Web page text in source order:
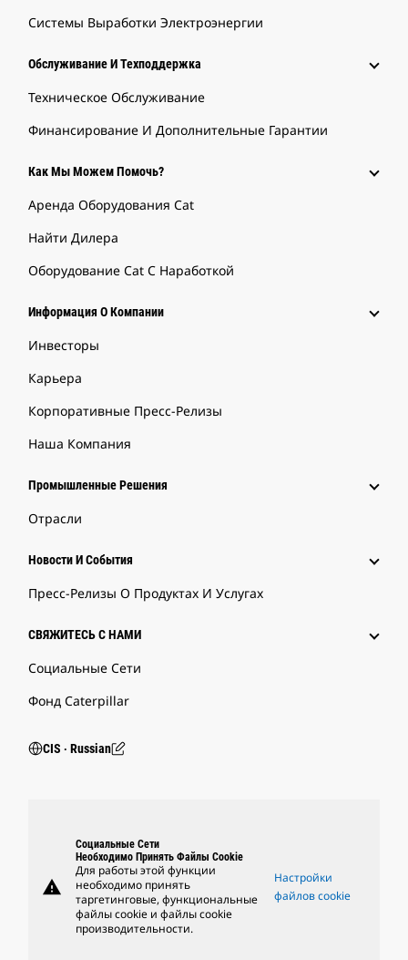
Системы Выработки Электроэнергии
Обслуживание И Техподдержка
Техническое Обслуживание
Финансирование И Дополнительные Гарантии
Как Мы Можем Помочь?
Аренда Оборудования Cat
Найти Дилера
Оборудование Cat С Наработкой
Информация О Компании
Инвесторы
Карьера
Корпоративные Пресс-Релизы
Наша Компания
Промышленные Решения
Отрасли
Новости И События
Пресс-Релизы О Продуктах И Услугах
СВЯЖИТЕСЬ С НАМИ
Социальные Сети
Фонд Caterpillar
CIS ‧ Russian
warning
Социальные Сети
Необходимо Принять Файлы Cookie
Для работы этой функции
необходимо принять
таргетинговые, функциональные
файлы cookie и файлы cookie
производительности.
Настройки
файлов cookie